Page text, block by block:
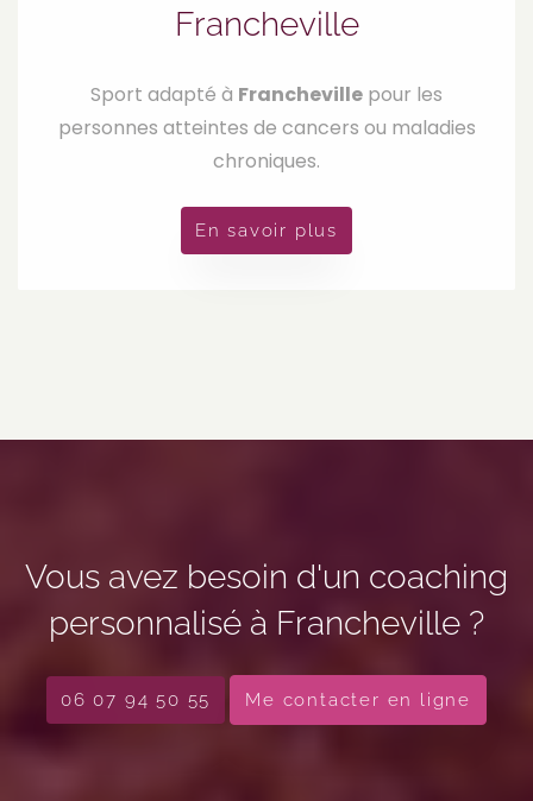
Francheville
Sport adapté à Francheville pour les
personnes atteintes de cancers ou maladies
chroniques.
En savoir plus
Vous avez besoin d'un coaching
personnalisé à Francheville ?
06 07 94 50 55 Me contacter en ligne